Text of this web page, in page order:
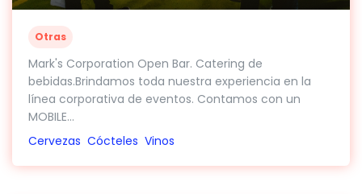
Otras
Mark's Corporation Open Bar. Catering de
bebidas.Brindamos toda nuestra experiencia en la
línea corporativa de eventos. Contamos con un
MOBILE...
Cervezas Cócteles Vinos